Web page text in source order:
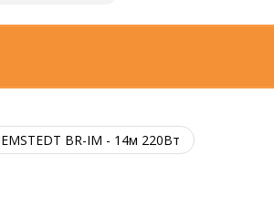
BR-IM - 14м 220Вт